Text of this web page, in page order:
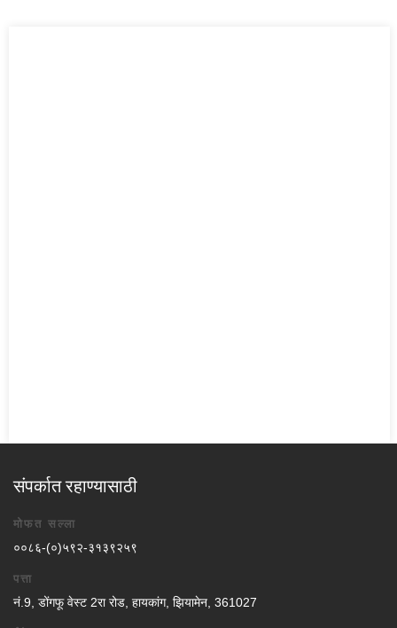
संपर्कात रहाण्यासाठी
मोफत सल्ला
००८६-(०)५९२-३१३९२५९
पत्ता
नं.9, डोंगफू वेस्ट 2रा रोड, हायकांग, झियामेन, 361027